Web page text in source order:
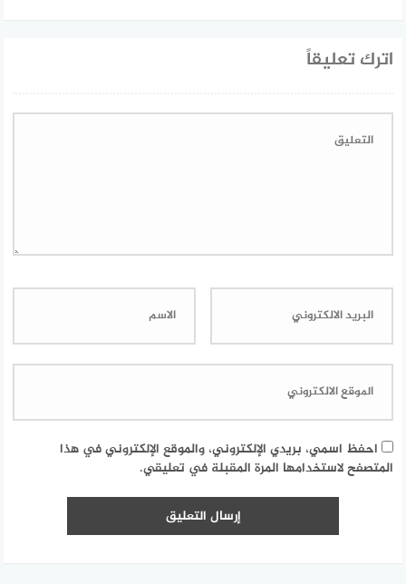
اترك تعليقاً
احفظ اسمي، بريدي الإلكتروني، والموقع الإلكتروني في هذا
المتصفح لاستخدامها المرة المقبلة في تعليقي.